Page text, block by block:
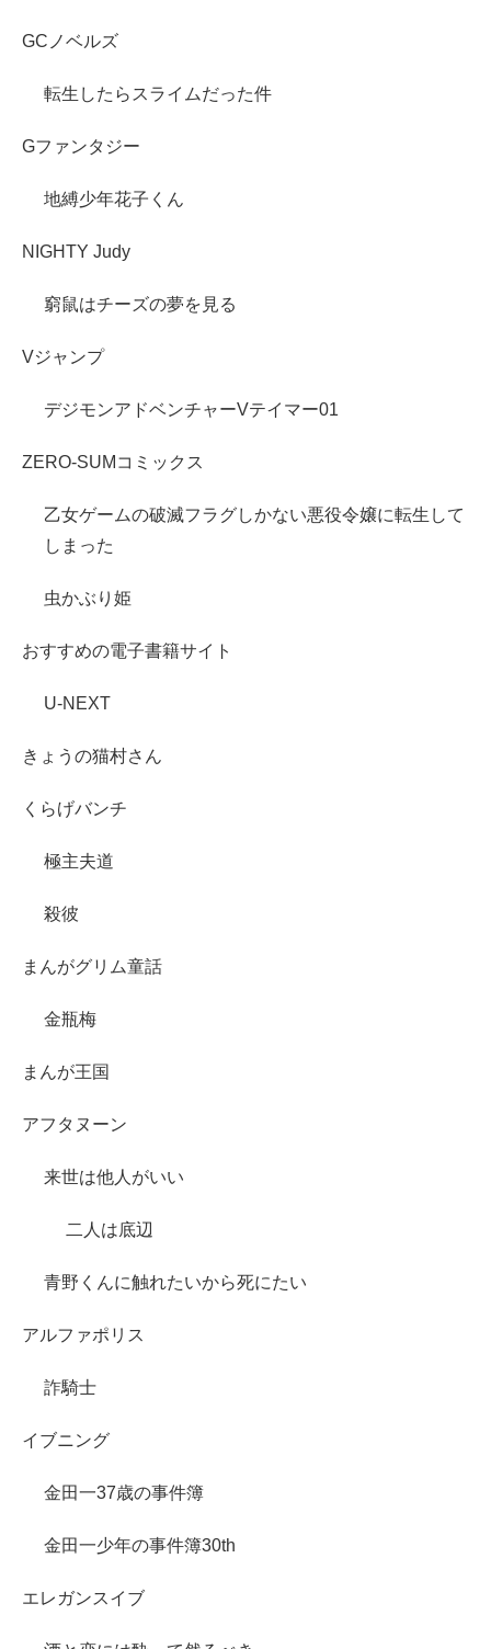
GCノベルズ
転生したらスライムだった件
Gファンタジー
地縛少年花子くん
NIGHTY Judy
窮鼠はチーズの夢を見る
Vジャンプ
デジモンアドベンチャーVテイマー01
ZERO-SUMコミックス
乙女ゲームの破滅フラグしかない悪役令嬢に転生して
しまった
虫かぶり姫
おすすめの電子書籍サイト
U-NEXT
きょうの猫村さん
くらげバンチ
極主夫道
殺彼
まんがグリム童話
金瓶梅
まんが王国
アフタヌーン
来世は他人がいい
二人は底辺
青野くんに触れたいから死にたい
アルファポリス
詐騎士
イブニング
金田一37歳の事件簿
金田一少年の事件簿30th
エレガンスイブ